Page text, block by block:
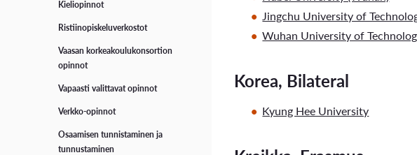
Kieliopinnot
Ristiinopiskeluverkostot
Vaasan korkeakoulukonsortion
opinnot
Vapaasti valittavat opinnot
Verkko-opinnot
Osaamisen tunnistaminen ja
tunnustaminen
Jingchu University of
Wuhan University of
Korea, Bilateral
Kyung Hee University